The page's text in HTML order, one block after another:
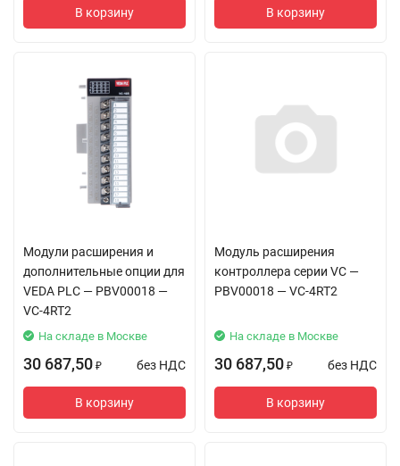
В корзину В корзину
Модули расширения и
дополнительные опции для
VEDA PLC — PBV00018 —
VC-4RT2
На складе в Москве
30 687,50 ₽ без НДС
В корзину
Модуль расширения
контроллера серии VC —
PBV00018 — VC-4RT2
На складе в Москве
30 687,50 ₽ без НДС
В корзину